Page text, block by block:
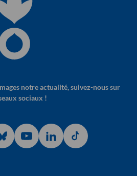
notre actualité, suivez-nous sur
sociaux !